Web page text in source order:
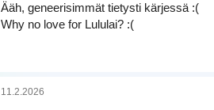
Ääh, geneerisimmät tietysti kärjessä :(
Why no love for Lululai? :(
11.2.2026